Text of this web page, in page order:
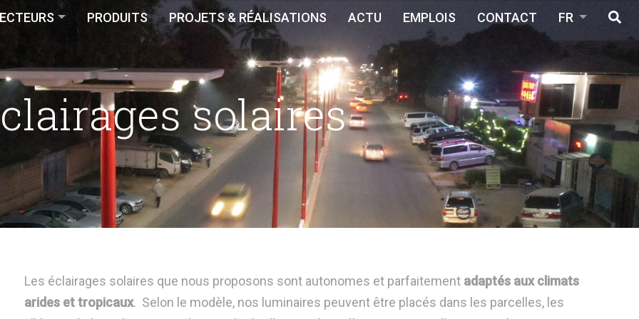
PRODUITS PROJETS & RÉALISATIONS ACTU EMPLOIS CONTACT FR
solaires
Les éclairages solaires que nous proposons sont autonomes et parfaitement adaptés aux climats
arides et tropicaux. Selon le modèle, nos luminaires peuvent être placés dans les parcelles, les